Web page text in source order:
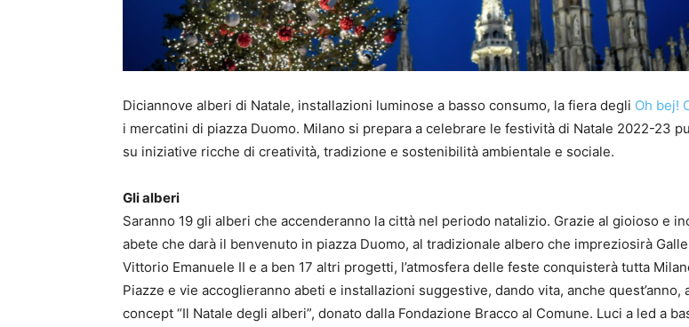
Diciannove alberi di Natale, installazioni luminose a basso consumo, la fiera degli Oh bej!
i mercatini di piazza Duomo. Milano si prepara a celebrare le festività di Natale 2022-23
su iniziative ricche di creatività, tradizione e sostenibilità ambientale e sociale.
Gli alberi
Saranno 19 gli alberi che accenderanno la città nel periodo natalizio. Grazie al gioioso e
abete che darà il benvenuto in piazza Duomo, al tradizionale albero che impreziosirà
Vittorio Emanuele II e a ben 17 altri progetti, l’atmosfera delle feste conquisterà tutta
Piazze e vie accoglieranno abeti e installazioni suggestive, dando vita, anche quest’anno,
concept “Il Natale degli alberi”, donato dalla Fondazione Bracco al Comune. Luci a led a